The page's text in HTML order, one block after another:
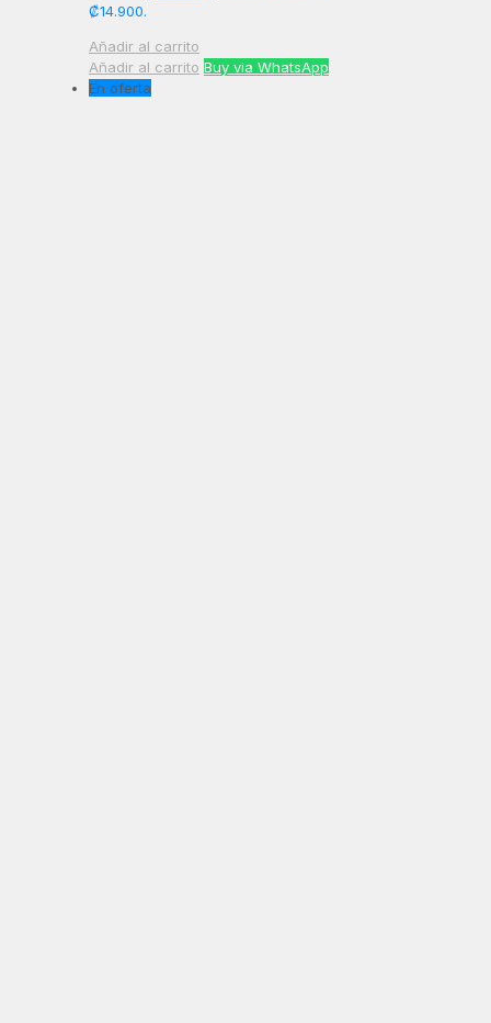
₡14.900.
Añadir al carrito
Añadir al carrito Buy via WhatsApp
En oferta